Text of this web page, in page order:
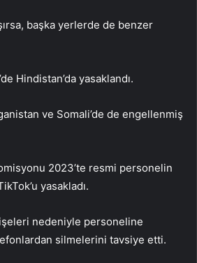
başka yerlerde de benzer
Hindistan’da yasaklandı.
ve Somali’de de engellenmiş
2023’te resmi personelin
yasakladı.
nedeniyle personeline
silmelerini tavsiye etti.